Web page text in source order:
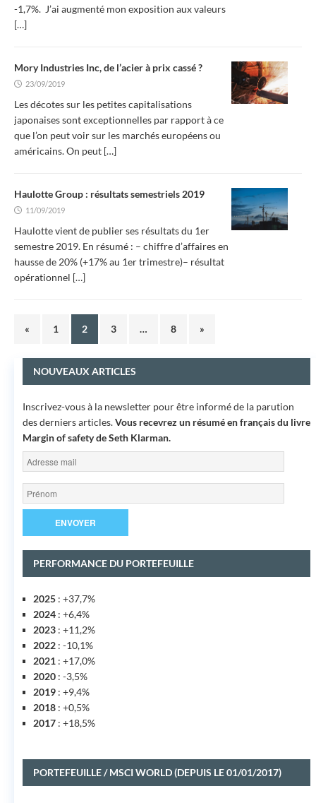
-1,7%. J’ai augmenté mon exposition aux valeurs
[…]
Mory Industries Inc, de l’acier à prix cassé ?
23/09/2019
Les décotes sur les petites capitalisations
japonaises sont exceptionnelles par rapport à ce
que l’on peut voir sur les marchés européens ou
américains. On peut […]
Haulotte Group : résultats semestriels 2019
11/09/2019
Haulotte vient de publier ses résultats du 1er
semestre 2019. En résumé : – chiffre d’affaires en
hausse de 20% (+17% au 1er trimestre)– résultat
opérationnel […]
« 1 2 3 … 8 »
NOUVEAUX ARTICLES
Inscrivez-vous à la newsletter pour être informé de la parution
des derniers articles.Vous recevrez un résumé en français du livre
Margin of safetyde Seth Klarman.
PERFORMANCE DU PORTEFEUILLE
2025 : +37,7%
2024 : +6,4%
2023 : +11,2%
2022 : -10,1%
2021 : +17,0%
2020 : -3,5%
2019 : +9,4%
2018 : +0,5%
2017 : +18,5%
PORTEFEUILLE / MSCI WORLD (DEPUIS LE 01/01/2017)